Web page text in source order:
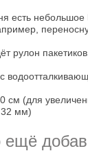
есть небольшое
рулон пакетиков.
см (для
32 мм)
ещё